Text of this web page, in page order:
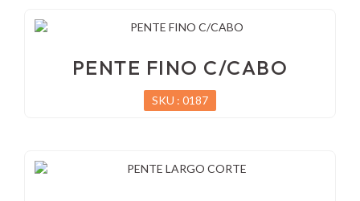
PENTE FINO C/CABO
SKU : 0187